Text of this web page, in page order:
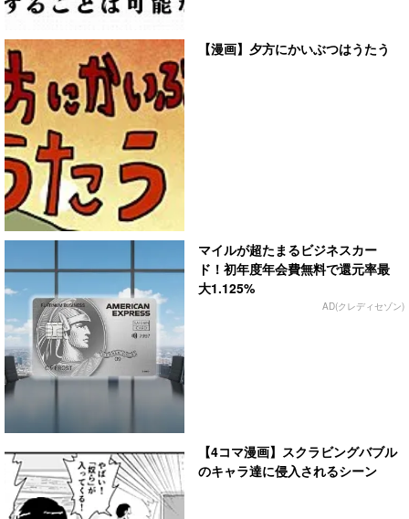
【漫画】夕方にかいぶつはうたう
マイルが超たまるビジネスカー
ド！初年度年会費無料で還元率最
大1.125%
AD(クレディセゾン)
【4コマ漫画】スクラビングバブル
のキャラ達に侵入されるシーン